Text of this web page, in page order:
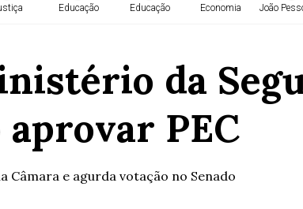
Educação Educação Economia João
da
aprovar PEC
Câmara e agurda votação no Senado